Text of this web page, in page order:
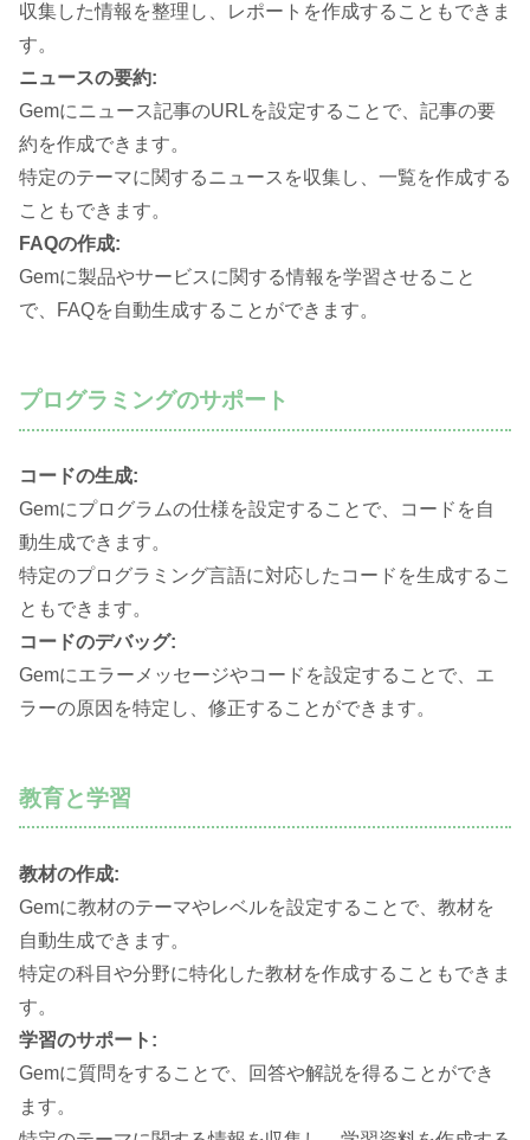
収集した情報を整理し、レポートを作成することもできま
す。
ニュースの要約:
Gemにニュース記事のURLを設定することで、記事の要
約を作成できます。
特定のテーマに関するニュースを収集し、一覧を作成する
こともできます。
FAQの作成:
Gemに製品やサービスに関する情報を学習させること
で、FAQを自動生成することができます。
プログラミングのサポート
コードの生成:
Gemにプログラムの仕様を設定することで、コードを自
動生成できます。
特定のプログラミング言語に対応したコードを生成するこ
ともできます。
コードのデバッグ:
Gemにエラーメッセージやコードを設定することで、エ
ラーの原因を特定し、修正することができます。
教育と学習
教材の作成:
Gemに教材のテーマやレベルを設定することで、教材を
自動生成できます。
特定の科目や分野に特化した教材を作成することもできま
す。
学習のサポート:
Gemに質問をすることで、回答や解説を得ることができ
ます。